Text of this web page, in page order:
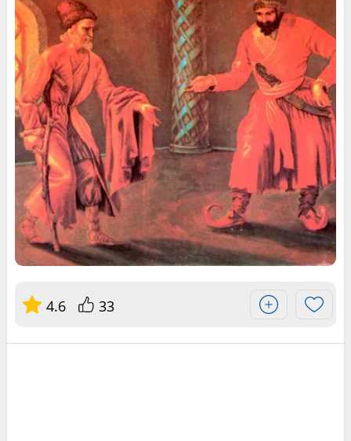
4.6 33